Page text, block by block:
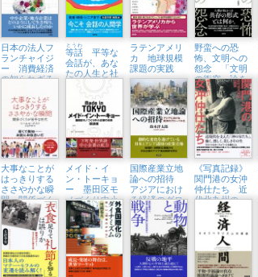
日本の法人フ
ランチャイジ
ー 消費経済
の知られざる
等話
とうわ
平等な
会話が、あな
たの人生と社
ラテンアメリ
カ 地球規模
課題の実践
野蛮への恐
怖、文明への
怨念 「文明
の衝突」論を
超えて「文化
の出会い」を
考える
大事なことが
はっきりする
ささやかな瞬
間 関係づく
りが苦手な世
代
メイド・イ
ン・トーキョ
ー 墨田区モ
ノづくり中小
企業の未来
国際産業立地
論への招待
アジアにおけ
る経済のグロ
ーバル化
《写真記録》
関門港の女沖
仲仕たち 近
代北九州の一